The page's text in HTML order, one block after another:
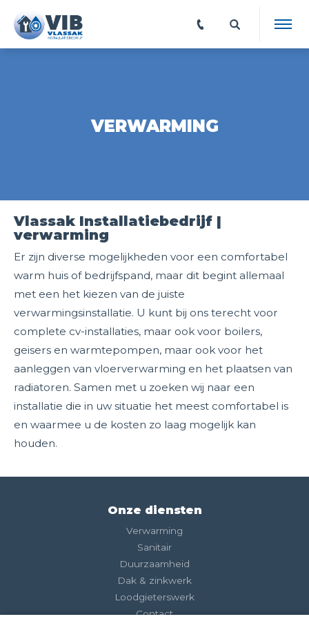
VERWARMING
Vlassak Installatiebedrijf |
verwarming
Er zijn diverse mogelijkheden voor een comfortabel
warm huis of bedrijfspand, maar dit begint allemaal
met een het kiezen van de juiste
verwarmingsinstallatie. U kunt bij ons terecht voor
complete cv-installaties, maar ook voor boilers,
geisers en warmtepompen, maar ook voor het
aanleggen van vloerverwarming en het plaatsen van
radiatoren. Samen met u zoeken wij naar een
installatie die in uw situatie het meest comfortabel is
en waarmee u de kosten zo laag mogelijk kan
houden.
Onze diensten
Verwarming
Sanitair
Duurzaamheid
Dak & zinkwerk
Loodgieterswerk
Contact